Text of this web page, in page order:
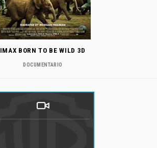
IMAX BORN TO BE WILD 3D
DOCUMENTARIO